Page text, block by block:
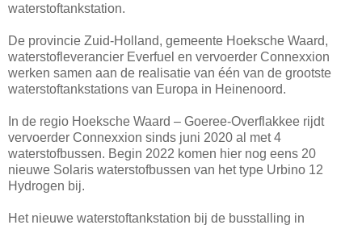
waterstoftankstation.
De provincie Zuid-Holland, gemeente Hoeksche Waard,
waterstofleverancier Everfuel en vervoerder Connexxion
werken samen aan de realisatie van één van de grootste
waterstoftankstations van Europa in Heinenoord.
In de regio Hoeksche Waard – Goeree-Overflakkee rijdt
vervoerder Connexxion sinds juni 2020 al met 4
waterstofbussen. Begin 2022 komen hier nog eens 20
nieuwe Solaris waterstofbussen van het type Urbino 12
Hydrogen bij.
Het nieuwe waterstoftankstation bij de busstalling in